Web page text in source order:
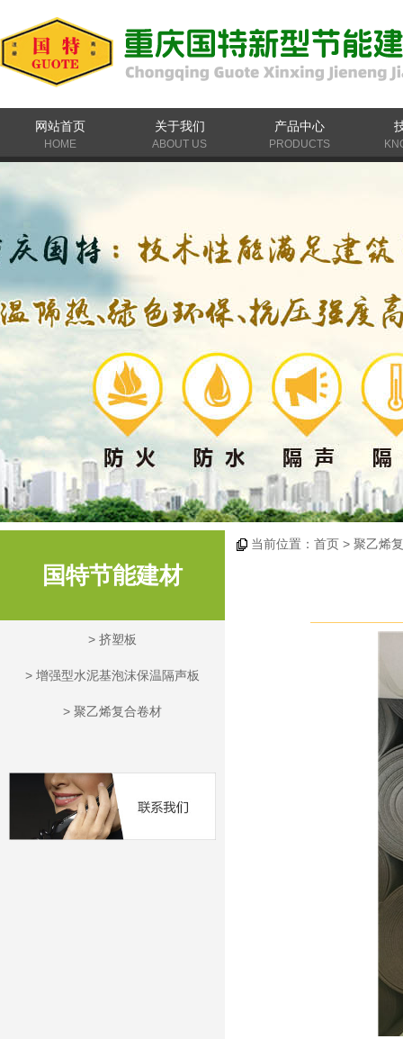
网站首页 关于我们 产品中心
HOME ABOUT US PRODUCTS
国特节能建材
> 挤塑板
> 增强型水泥基泡沫保温隔声板
> 聚乙烯复合卷材
当前位置： 首页 > 聚乙烯